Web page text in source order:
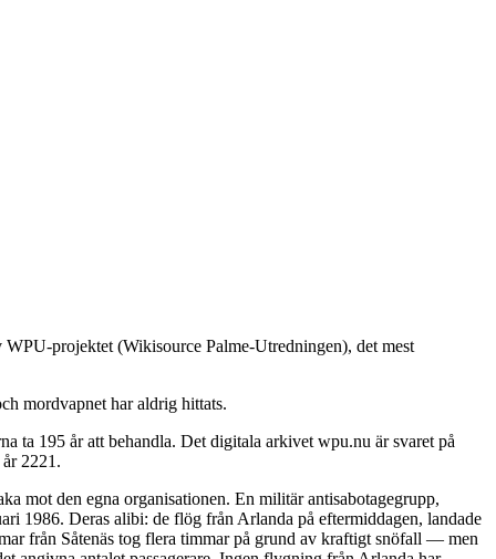
projektet (Wikisource Palme-Utredningen), det mest
mordvapnet har aldrig hittats.
ta 195 år att behandla. Det digitala arkivet wpu.nu är svaret på
2221.
mot den egna organisationen. En militär antisabotagegrupp,
1986. Deras alibi: de flög från Arlanda på eftermiddagen, landade
från Såtenäs tog flera timmar på grund av kraftigt snöfall — men